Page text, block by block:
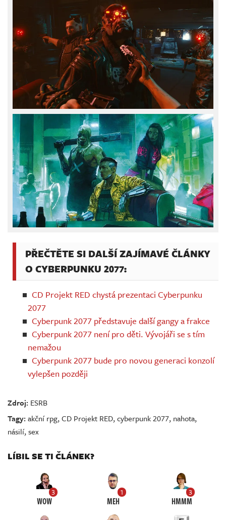
PŘEČTĚTE SI DALŠÍ ZAJÍMAVÉ ČLÁNKY
O CYBERPUNKU 2077:
CD Projekt RED chystá prezentaci Cyberpunku
2077
Cyberpunk 2077 představuje další gangy a frakce
Cyberpunk 2077 není pro děti. Vývojáři se s tím
nemažou
Cyberpunk 2077 bude pro novou generaci konzolí
vylepšen později
Zdroj: ESRB
Tagy:akční rpg,CD Projekt RED,cyberpunk 2077, nahota,
násilí,sex
LÍBIL SE TI ČLÁNEK?
3
WOW
1
MEH
3
HMMM